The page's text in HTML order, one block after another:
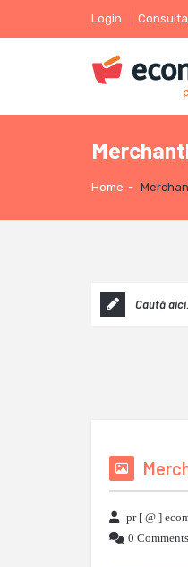
Login
Home -
pr [ @ ]
0 Comments